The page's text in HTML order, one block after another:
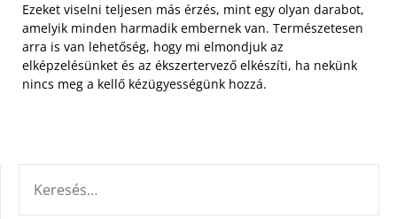
Ezeket viselni teljesen más érzés, mint egy olyan darabot,
amelyik minden harmadik embernek van. Természetesen
arra is van lehetőség, hogy mi elmondjuk az
elképzelésünket és az ékszertervező elkészíti, ha nekünk
nincs meg a kellő kézügyességünk hozzá.